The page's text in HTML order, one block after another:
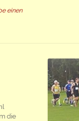
einen
die